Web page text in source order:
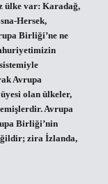
ülke var: Karadağ,
Hersek,
Birliği’ne ne
Avrupa
olan ülkeler,
Avrupa
Birliği’nin
zira İzlanda,